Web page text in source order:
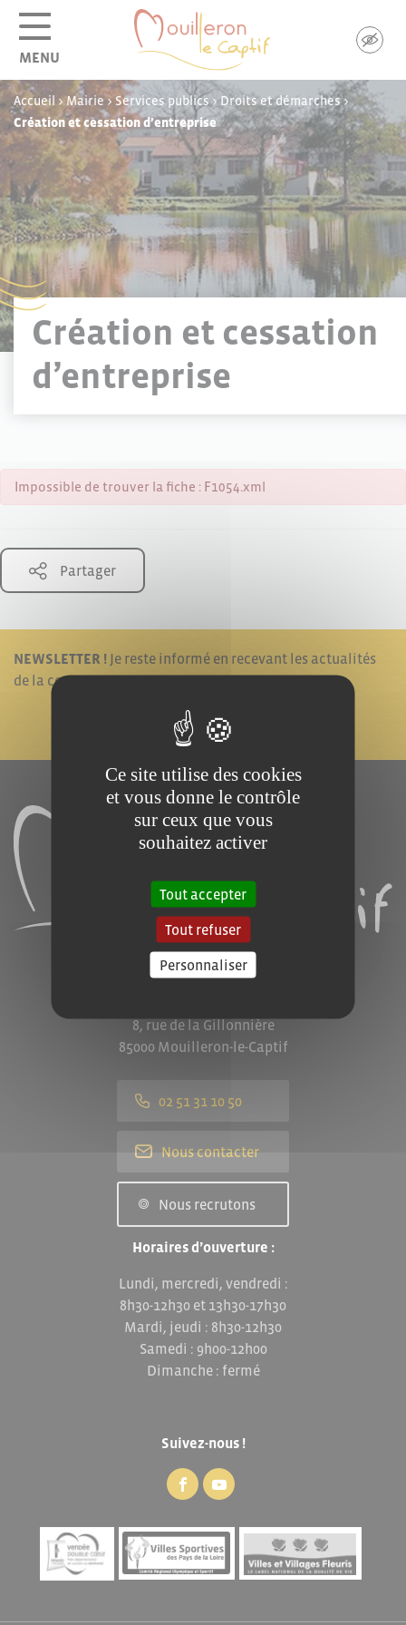
MENU
Accueil >Mairie> Services publics>Droits et démarches>
Création et cessation d’entreprise
Création et cessation
d’entreprise
Impossible de trouver la fiche : F1054.xml
Partager
NEWSLETTER ! Je reste informé en recevant les actualités
de la commune.
JE M'ABONNE !
8, rue de la Gillonnière
85000 Mouilleron-le-Captif
02 51 31 10 50
Nous contacter
Nous recrutons
Horaires d’ouverture :
Lundi, mercredi, vendredi :
8h30-12h30 et 13h30-17h30
Mardi, jeudi : 8h30-12h30
Samedi : 9h00-12h00
Dimanche : fermé
Suivez-nous !
Panneau de gestion des cookies
Ce site utilise des cookies
et vous donne le contrôle
sur ceux que vous
souhaitez activer
Tout accepter
Tout refuser
Personnaliser